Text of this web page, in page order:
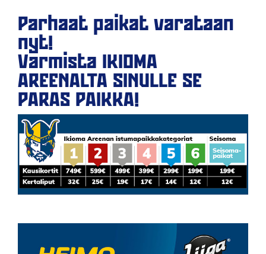
Parhaat paikat varataan
nyt!
Varmista IKIOMA
AREENALTA SINULLE SE
PARAS PAIKKA!